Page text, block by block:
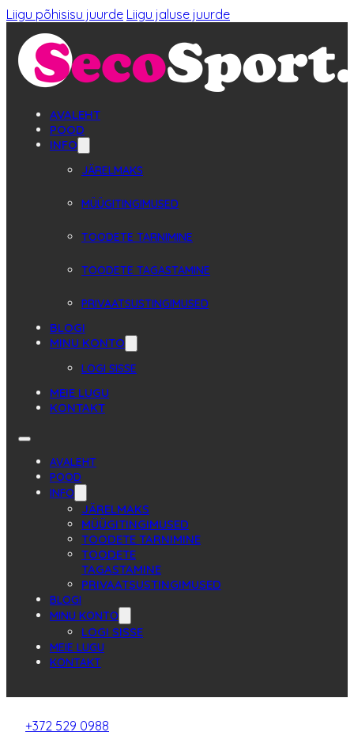
Liigu põhisisu juurde Liigu jaluse juurde
AVALEHT
POOD
INFO
JÄRELMAKS
MÜÜGITINGIMUSED
TOODETE TARNIMINE
TOODETE TAGASTAMINE
PRIVAATSUSTINGIMUSED
BLOGI
MINU KONTO
LOGI SISSE
MEIE LUGU
KONTAKT
AVALEHT
POOD
INFO
JÄRELMAKS
MÜÜGITINGIMUSED
TOODETE TARNIMINE
TOODETE
TAGASTAMINE
PRIVAATSUSTINGIMUSED
BLOGI
MINU KONTO
LOGI SISSE
MEIE LUGU
KONTAKT
+372 529 0988